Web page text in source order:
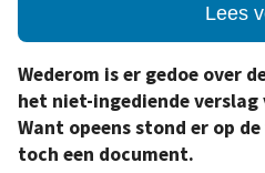
Lees
Wederom is er gedoe over
het niet-ingediende verslag
Want opeens stond er op
toch een document.